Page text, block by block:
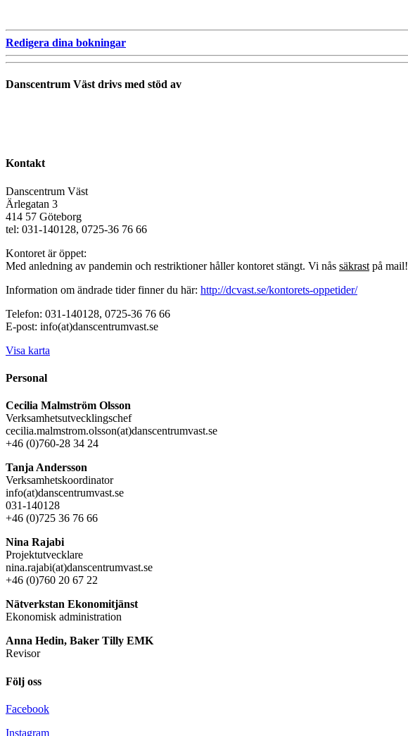
Redigera dina bokningar
Danscentrum Väst drivs med stöd av
Kontakt
Danscentrum Väst
Ärlegatan 3
414 57 Göteborg
tel: 031-140128, 0725-36 76 66
Kontoret är öppet:
Med anledning av pandemin och restriktioner håller kontoret stängt. Vi nås säkrast på mail!
Information om ändrade tider finner du här: http://dcvast.se/kontorets-oppetider/
Telefon: 031-140128, 0725-36 76 66
E-post: info(at)danscentrumvast.se
Visa karta
Personal
Cecilia Malmström Olsson
Verksamhetsutvecklingschef
cecilia.malmstrom.olsson(at)danscentrumvast.se
+46 (0)760-28 34 24
Tanja Andersson
Verksamhetskoordinator
info(at)danscentrumvast.se
031-140128
+46 (0)725 36 76 66
Nina Rajabi
Projektutvecklare
nina.rajabi(at)danscentrumvast.se
+46 (0)760 20 67 22
Nätverkstan Ekonomitjänst
Ekonomisk administration
Anna Hedin, Baker Tilly EMK
Revisor
Följ oss
Facebook
Instagram